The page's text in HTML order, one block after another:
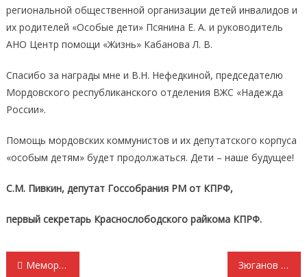
региональной общественной организации детей инвалидов и
их родителей «Особые дети» Псянина Е. А. и руководитель
АНО Центр помощи «Жизнь» Кабанова Л. В.
Спасибо за награды мне и В.Н. Нефедкиной, председателю
Мордовского республиканского отделения ВЖС «Надежда
России».
Помощь мордовских коммунистов и их депутатского корпуса
«особым детям» будет продолжаться. Дети – наше будущее!
С.М. Пивкин, депутат Госсобрания РМ от КПРФ,
первый секретарь Краснослободского райкома КПРФ.
Навигация
Мемориал воинов-интернационалистов Зюганов в Думе: Жесть, цифры, цифры и приговор курсу «ЕР»!